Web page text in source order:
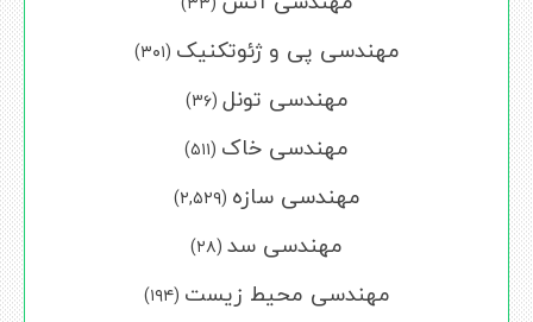
مهندسی پی و ژئوتکنیک (۳۰۱)
مهندسی تونل (۳۶)
مهندسی خاک (۵۱۱)
مهندسی سازه (۲,۵۲۹)
مهندسی سد (۲۸)
مهندسی محیط زیست (۱۹۴)